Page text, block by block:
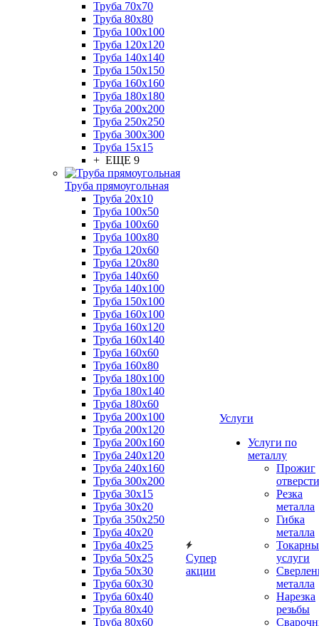
Труба 70x70
Труба 80x80
Труба 100x100
Труба 120x120
Труба 140x140
Труба 150x150
Труба 160x160
Труба 180x180
Труба 200x200
Труба 250x250
Труба 300x300
Труба 15x15
+ ЕЩЕ 9
Труба прямоугольная
Труба 20x10
Труба 100x50
Труба 100x60
Труба 100x80
Труба 120x60
Труба 120x80
Труба 140x60
Труба 140x100
Труба 150x100
Труба 160x100
Труба 160x120
Труба 160x140
Труба 160x60
Труба 160x80
Труба 180x100
Труба 180x140
Труба 180x60
Труба 200x100
Труба 200x120
Труба 200x160
Труба 240x120
Труба 240x160
Труба 300x200
Труба 30x15
Труба 30x20
Труба 350x250
Труба 40x20
Труба 40x25
Труба 50x25
Труба 50x30
Труба 60x30
Труба 60x40
Труба 80x40
Труба 80x60
Супер
акции
Услуги
Услуги по
металлу
Прожиг
Резка
металла
Гибка
металла
услуги
металла
Нарезка
резьбы